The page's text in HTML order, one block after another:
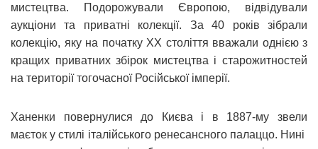
мистецтва. Подорожували Європою, відвідували
аукціони та приватні колекції. За 40 років зібрали
колекцію, яку на початку ХХ століття вважали однією з
кращих приватних збірок мистецтва і старожитностей
на території тогочасної Російської імперії.
Ханенки повернулися до Києва і в 1887-му звели
маєток у стилі італійського ренесансного палаццо. Нині